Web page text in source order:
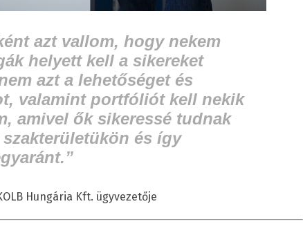
azt vallom, hogy nekem
helyett kell a sikereket
azt a lehetőséget és
valamint portfóliót kell nekik
amivel ők sikeressé tudnak
és így
Hungária Kft. ügyvezetője